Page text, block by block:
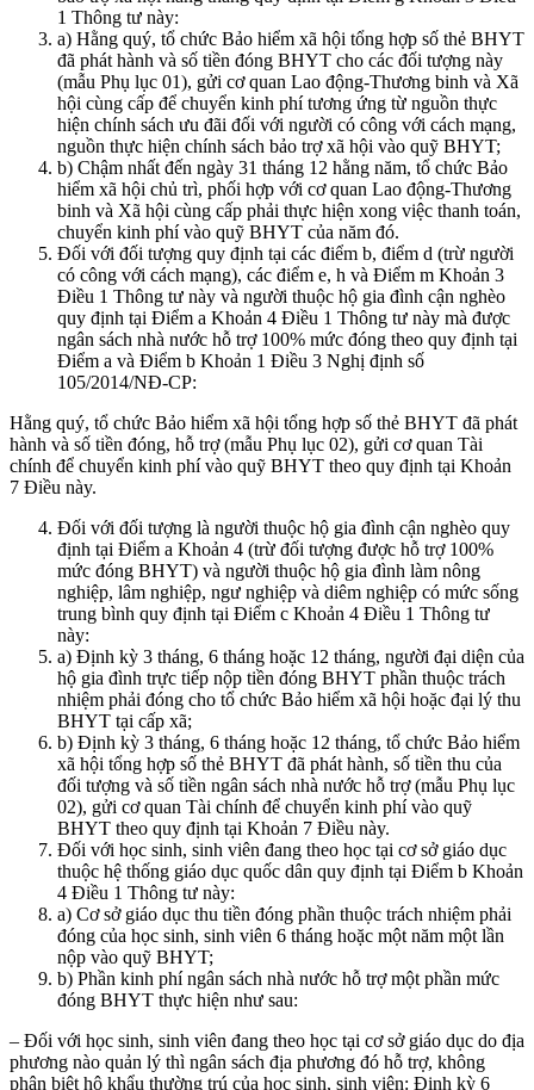
1 Thông tư này:
a) Hằng quý, tổ chức Bảo hiểm xã hội tổng hợp số thẻ BHYT
đã phát hành và số tiền đóng BHYT cho các đối tượng này
(mẫu Phụ lục 01), gửi cơ quan Lao động-Thương binh và Xã
hội cùng cấp để chuyển kinh phí tương ứng từ nguồn thực
hiện chính sách ưu đãi đối với người có công với cách mạng,
nguồn thực hiện chính sách bảo trợ xã hội vào quỹ BHYT;
b) Chậm nhất đến ngày 31 tháng 12 hằng năm, tổ chức Bảo
hiểm xã hội chủ trì, phối hợp với cơ quan Lao động-Thương
binh và Xã hội cùng cấp phải thực hiện xong việc thanh toán,
chuyển kinh phí vào quỹ BHYT của năm đó.
Đối với đối tượng quy định tại các điểm b, điểm d (trừ người
có công với cách mạng), các điểm e, h và Điểm m Khoản 3
Điều 1 Thông tư này và người thuộc hộ gia đình cận nghèo
quy định tại Điểm a Khoản 4 Điều 1 Thông tư này mà được
ngân sách nhà nước hỗ trợ 100% mức đóng theo quy định tại
Điểm a và Điểm b Khoản 1 Điều 3 Nghị định số
105/2014/NĐ-CP:
Hằng quý, tổ chức Bảo hiểm xã hội tổng hợp số thẻ BHYT đã phát
hành và số tiền đóng, hỗ trợ (mẫu Phụ lục 02), gửi cơ quan Tài
chính để chuyển kinh phí vào quỹ BHYT theo quy định tại Khoản
7 Điều này.
Đối với đối tượng là người thuộc hộ gia đình cận nghèo quy
định tại Điểm a Khoản 4 (trừ đối tượng được hỗ trợ 100%
mức đóng BHYT) và người thuộc hộ gia đình làm nông
nghiệp, lâm nghiệp, ngư nghiệp và diêm nghiệp có mức sống
trung bình quy định tại Điểm c Khoản 4 Điều 1 Thông tư
này:
a) Định kỳ 3 tháng, 6 tháng hoặc 12 tháng, người đại diện của
hộ gia đình trực tiếp nộp tiền đóng BHYT phần thuộc trách
nhiệm phải đóng cho tổ chức Bảo hiểm xã hội hoặc đại lý thu
BHYT tại cấp xã;
b) Định kỳ 3 tháng, 6 tháng hoặc 12 tháng, tổ chức Bảo hiểm
xã hội tổng hợp số thẻ BHYT đã phát hành, số tiền thu của
đối tượng và số tiền ngân sách nhà nước hỗ trợ (mẫu Phụ lục
02), gửi cơ quan Tài chính để chuyển kinh phí vào quỹ
BHYT theo quy định tại Khoản 7 Điều này.
Đối với học sinh, sinh viên đang theo học tại cơ sở giáo dục
thuộc hệ thống giáo dục quốc dân quy định tại Điểm b Khoản
4 Điều 1 Thông tư này:
a) Cơ sở giáo dục thu tiền đóng phần thuộc trách nhiệm phải
đóng của học sinh, sinh viên 6 tháng hoặc một năm một lần
nộp vào quỹ BHYT;
b) Phần kinh phí ngân sách nhà nước hỗ trợ một phần mức
đóng BHYT thực hiện như sau:
– Đối với học sinh, sinh viên đang theo học tại cơ sở giáo dục do địa
phương nào quản lý thì ngân sách địa phương đó hỗ trợ, không
phân biệt hộ khẩu thường trú của học sinh, sinh viên: Định kỳ 6